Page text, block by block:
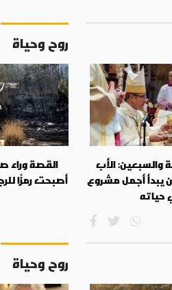
والسبعين: الأب
يبدأ أجمل مشروع
روح وحياة
القصة وراء
أصبحت رمزًا
روح وحياة